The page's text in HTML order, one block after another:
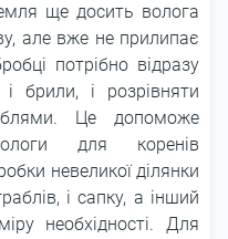
ще досить волога
але вже не прилипає
потрібно відразу
брили, і розрівняти
Це допоможе
для коренів
невеликої ділянки
і сапку, а інший
необхідності. Для